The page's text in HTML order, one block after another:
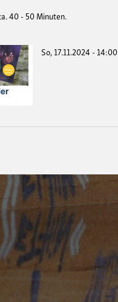
40 - 50 Minuten.
So, 17.11.2024 - 14:00